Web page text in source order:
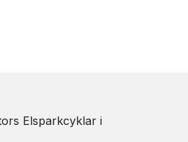
Elsparkcyklar i